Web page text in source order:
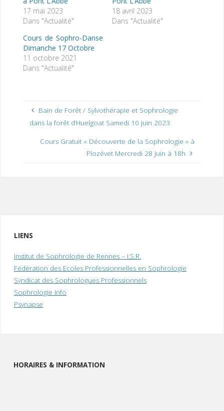
17 mai 2023
Dans "Actualité"
18 avril 2023
Dans "Actualité"
Cours de Sophro-Danse
Dimanche 17 Octobre
11 octobre 2021
Dans "Actualité"
Bain de Forêt / Sylvothérapie et Sophrologie
dans la forêt d’Huelgoat Samedi 10 juin 2023
Cours Gratuit « Découverte de la Sophrologie » à
Plozévet Mercredi 28 Juin à 18h
LIENS
Institut de Sophrologie de Rennes – I.S.R.
Fédération des Ecoles Professionnelles en Sophrologie
Syndicat des Sophrologues Professionnels
Sophrologie Info
Psynapse
HORAIRES & INFORMATION